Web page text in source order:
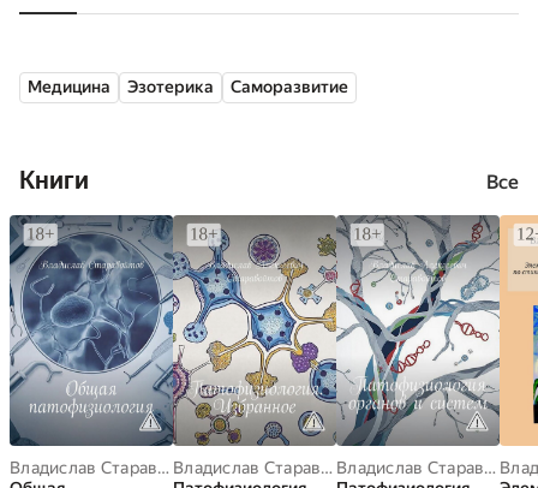
Медицина Эзотерика Саморазвитие
Книги Все
Владислав Старавойтов
Владислав Старавойтов
Владислав Старавойтов